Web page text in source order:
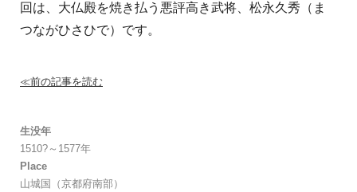
回は、 大仏殿を焼き払う 悪評高き武将、松永久秀（ま
つながひさひで）です。
≪前の記事を読む
生没年
1510?～1577年
Place
山城国（京都府南部）